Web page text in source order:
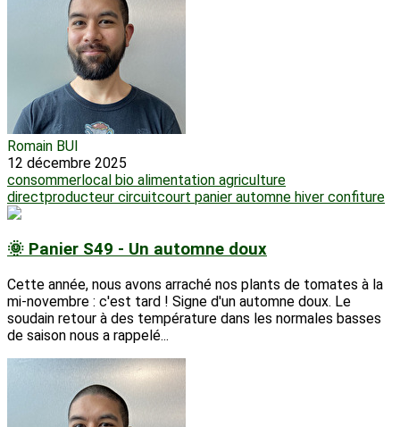
Romain BUI
12 décembre 2025
consommerlocal bio alimentation agriculture
directproducteur circuitcourt panier automne hiver confiture
🌞 Panier S49 - Un automne doux
Cette année, nous avons arraché nos plants de tomates à la
mi-novembre : c'est tard ! Signe d'un automne doux. Le
soudain retour à des température dans les normales basses
de saison nous a rappelé...